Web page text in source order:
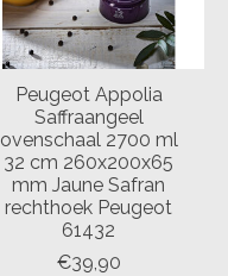
Peugeot Appolia
Saffraangeel
ovenschaal 2700 ml
32 cm 260x200x65
mm Jaune Safran
rechthoek Peugeot
61432
€39,90